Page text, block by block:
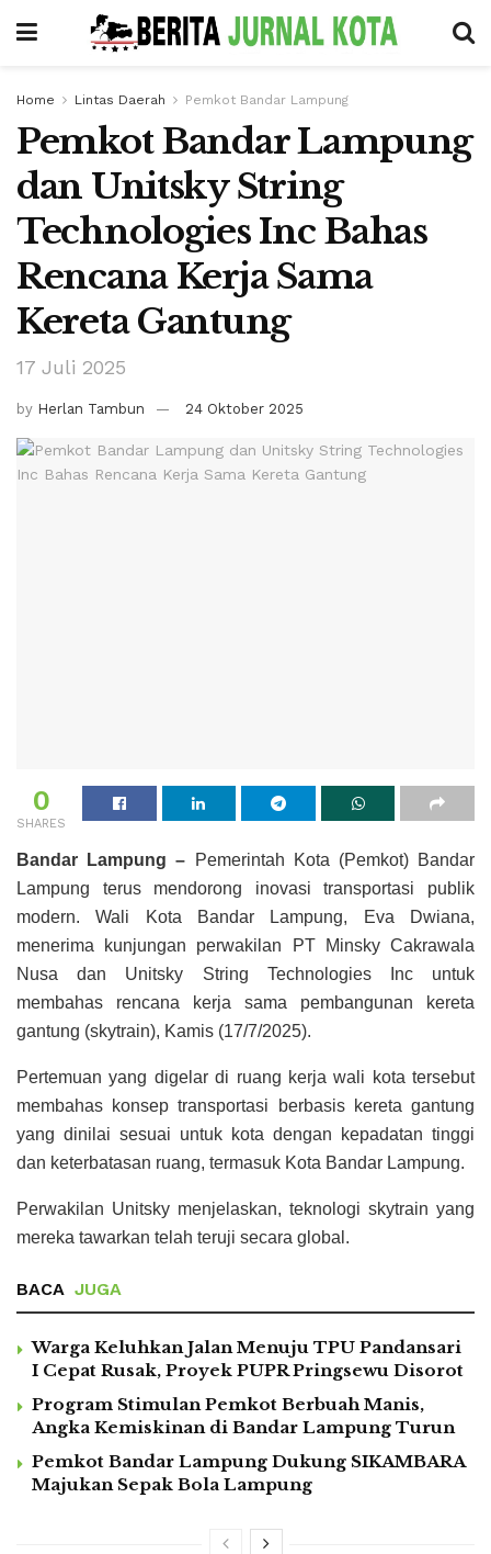
Home Lintas Daerah Pemkot Bandar Lampung
Pemkot Bandar Lampung
dan Unitsky String
Technologies Inc Bahas
Rencana Kerja Sama
Kereta Gantung
17 Juli 2025
by Herlan Tambun 24 Oktober 2025
0
SHARES
Bandar Lampung –
Pemerintah Kota (Pemkot) Bandar
Lampung terus mendorong inovasi transportasi publik
modern. Wali Kota Bandar Lampung, Eva Dwiana,
menerima kunjungan perwakilan PT Minsky Cakrawala
Nusa dan Unitsky String Technologies Inc untuk
membahas rencana kerja sama pembangunan kereta
gantung (skytrain), Kamis (17/7/2025).
Pertemuan yang digelar di ruang kerja wali kota tersebut
membahas konsep transportasi berbasis kereta gantung
yang dinilai sesuai untuk kota dengan kepadatan tinggi
dan keterbatasan ruang, termasuk Kota Bandar Lampung.
Perwakilan Unitsky menjelaskan, teknologi skytrain yang
mereka tawarkan telah teruji secara global.
BACA JUGA
Warga Keluhkan Jalan Menuju TPU Pandansari
I Cepat Rusak, Proyek PUPR Pringsewu Disorot
Program Stimulan Pemkot Berbuah Manis,
Angka Kemiskinan di Bandar Lampung Turun
Pemkot Bandar Lampung Dukung SIKAMBARA
Majukan Sepak Bola Lampung